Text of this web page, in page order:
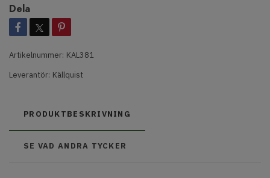
Dela
Artikelnummer: KAL381
Leverantör: Källquist
PRODUKTBESKRIVNING
SE VAD ANDRA TYCKER